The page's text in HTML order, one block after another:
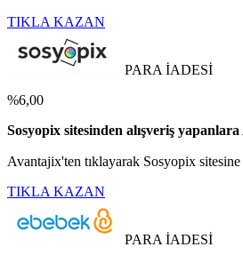
TIKLA KAZAN
PARA İADESİ
%6,00
Sosyopix sitesinden alışveriş
Avantajix'ten tıklayarak Sosyopix
TIKLA KAZAN
PARA İADESİ